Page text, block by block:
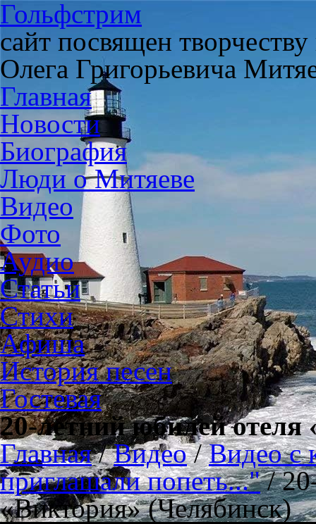
Гольфстрим
сайт посвящен
Олега Григорьевича
Главная
Новости
Биография
Люди о Митяеве
Видео
Фото
Аудио
Статьи
Стихи
Афиша
История песен
Гостевая
20-летний юбилей
Главная/Видео/Видео с
приглашали попеть..."/
«Виктория» (Челябинск)